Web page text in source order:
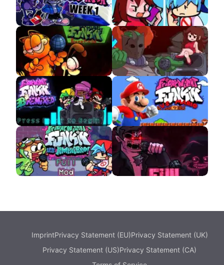
Boss Rush
Broken Heart VS
Boyfriend
Gorefield VS Tricky HD APK
B3 Remixed APK VS Mario APK
ImprintPrivacy Statement (EU)Privacy Statement (UK)
Privacy Statement (US)Privacy Statement (CA)